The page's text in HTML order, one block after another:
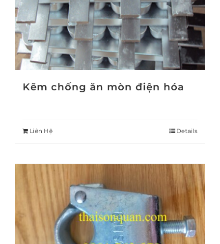
Kẽm chống ăn mòn điện hóa
Liên Hệ Details